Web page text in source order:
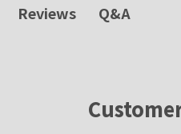
Reviews Q&A